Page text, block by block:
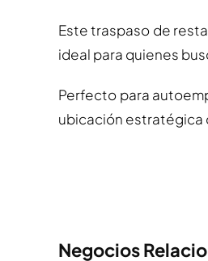
Este traspaso de
ideal para quienes
Perfecto para
ubicación estratégica
Negocios